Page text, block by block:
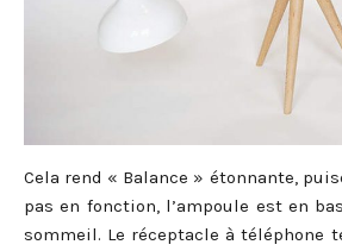
Cela rend « Balance » étonnante,
pas en fonction, l’ampoule est en
sommeil. Le réceptacle à téléphone